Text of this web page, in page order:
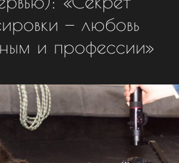
— любовь
и профессии»